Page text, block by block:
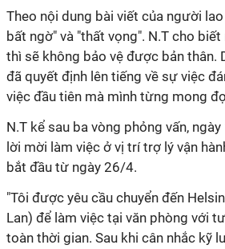
Theo nội dung bài viết của người
bất ngờ" và "thất vọng". N.T cho
thì sẽ không bảo vệ được bản thân.
đã quyết định lên tiếng về sự việc
việc đầu tiên mà mình từng mong
N.T kể sau ba vòng phỏng vấn,
lời mời làm việc ở vị trí trợ lý vận
bắt đầu từ ngày 26/4.
"Tôi được yêu cầu chuyển đến
Lan) để làm việc tại văn phòng với
toàn thời gian. Sau khi cân nhắc kỹ